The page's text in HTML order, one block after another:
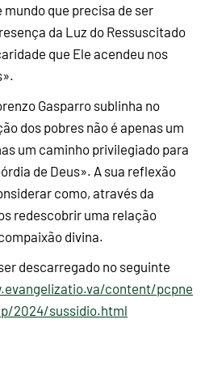
que precisa de ser
da Luz do Ressuscitado
que Ele acendeu nos
Gasparro sublinha no
dos pobres não é apenas um
um caminho privilegiado para
de Deus». A sua reflexão
como, através da
redescobrir uma relação
divina.
descarregado no seguinte
content/pcpne
2024/sussidio.html